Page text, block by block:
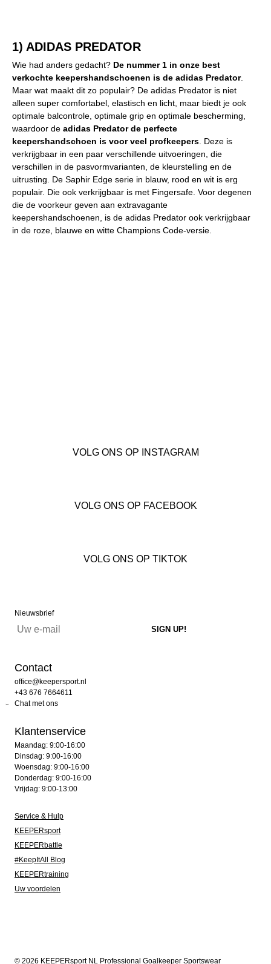
1) ADIDAS PREDATOR
Wie had anders gedacht? De nummer 1 in onze best
verkochte keepershandschoenen is de adidas Predator.
Maar wat maakt dit zo populair? De adidas Predator is niet
alleen super comfortabel, elastisch en licht, maar biedt je ook
optimale balcontrole, optimale grip en optimale bescherming,
waardoor de adidas Predator de perfecte
keepershandschoen is voor veel profkeepers . Deze is
verkrijgbaar in een paar verschillende uitvoeringen, die
verschillen in de pasvormvarianten, de kleurstelling en de
uitrusting. De Saphir Edge serie in blauw, rood en wit is erg
populair. Die ook verkrijgbaar is met Fingersafe. Voor degenen
die de voorkeur geven aan extravagante
keepershandschoenen, is de adidas Predator ook verkrijgbaar
in de roze, blauwe en witte Champions Code-versie.
VOLG ONS OP INSTAGRAM
VOLG ONS OP FACEBOOK
VOLG ONS OP TIKTOK
Nieuwsbrief
Contact
office@keepersport.nl
+43 676 7664611
Chat met ons
Klantenservice
Maandag: 9:00-16:00
Dinsdag: 9:00-16:00
Woensdag: 9:00-16:00
Donderdag: 9:00-16:00
Vrijdag: 9:00-13:00
Service & Hulp
KEEPERsport
KEEPERbattle
#KeepItAll Blog
KEEPERtraining
Uw voordelen
© 2026 KEEPERsport NL Professional Goalkeeper Sportswear